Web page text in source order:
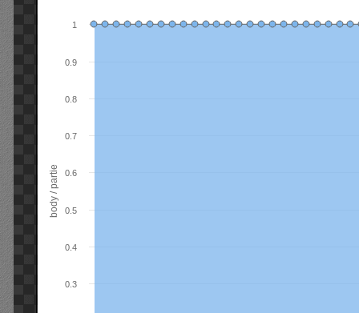
body / partie
0.3
0.4
0.5
0.6
0.7
0.8
0.9
1